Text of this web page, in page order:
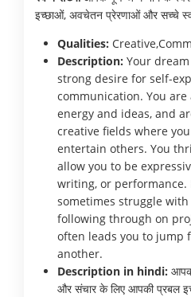
इच्छाओं, अवचेतन प्रेरणाओं और सच्चे
Qualities:
Description: Your
strong desire for self-
communication. You
energy and ideas, and
creative fields where
entertain others. You
allow you to be
writing, or performance.
sometimes struggle
following through on
often leads you to jump
another.
Description in hindi:
और संचार के लिए आपकी प्रबल